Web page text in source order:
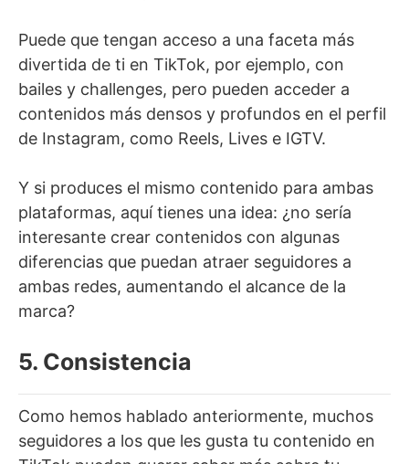
Puede que tengan acceso a una faceta más
divertida de ti en TikTok, por ejemplo, con
bailes y challenges, pero pueden acceder a
contenidos más densos y profundos en el perfil
de Instagram, como Reels, Lives e IGTV.
Y si produces el mismo contenido para ambas
plataformas, aquí tienes una idea: ¿no sería
interesante crear contenidos con algunas
diferencias que puedan atraer seguidores a
ambas redes, aumentando el alcance de la
marca?
5. Consistencia
Como hemos hablado anteriormente, muchos
seguidores a los que les gusta tu contenido en